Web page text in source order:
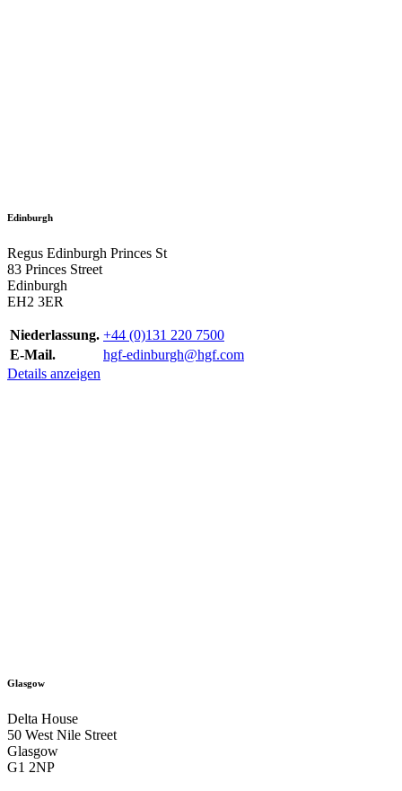
Edinburgh
Regus Edinburgh Princes St
83 Princes Street
Edinburgh
EH2 3ER
Niederlassung. +44 (0)131 220 7500
E-Mail.
hgf-edinburgh@hgf.com
Details anzeigen
Glasgow
Delta House
50 West Nile Street
Glasgow
G1 2NP